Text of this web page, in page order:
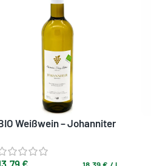
Weißwein – Johanniter
€